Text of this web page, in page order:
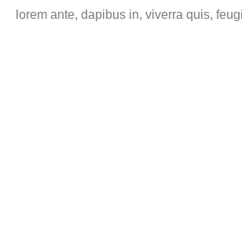
lorem ante, dapibus in, viverra quis,